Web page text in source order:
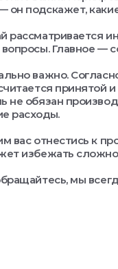
подскажет,
рассматривается
Главное —
важно.
принятой
не обязан
расходы.
вас отнестись к
избежать
мы